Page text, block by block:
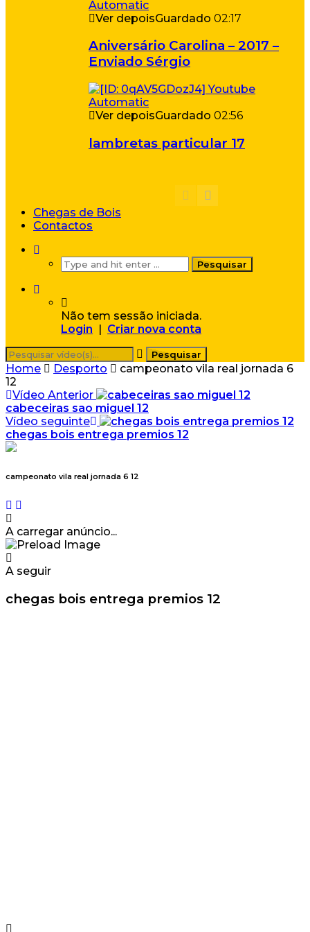
Ver depoisGuardado 02:17
Aniversário Carolina – 2017 –
Enviado Sérgio
Ver depoisGuardado 02:56
lambretas particular 17
Chegas de Bois
Contactos
Não tem sessão iniciada.
Login
Criar nova conta
Home Desporto
campeonato vila real jornada 6
12
Vídeo Anterior
cabeceiras sao miguel 12
Vídeo seguinte
chegas bois entrega premios 12
campeonato vila real jornada 6 12
A carregar anúncio...
A seguir
chegas bois entrega premios 12